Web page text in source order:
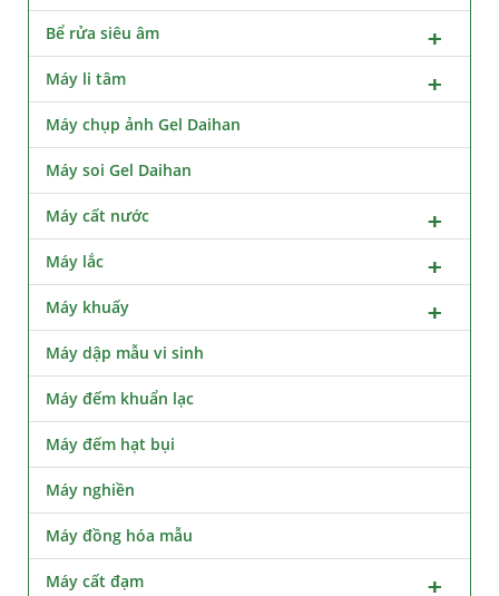
Bể rửa siêu âm
Máy li tâm
Máy chụp ảnh Gel Daihan
Máy soi Gel Daihan
Máy cất nước
Máy lắc
Máy khuấy
Máy dập mẫu vi sinh
Máy đếm khuẩn lạc
Máy đếm hạt bụi
Máy nghiền
Máy đồng hóa mẫu
Máy cất đạm